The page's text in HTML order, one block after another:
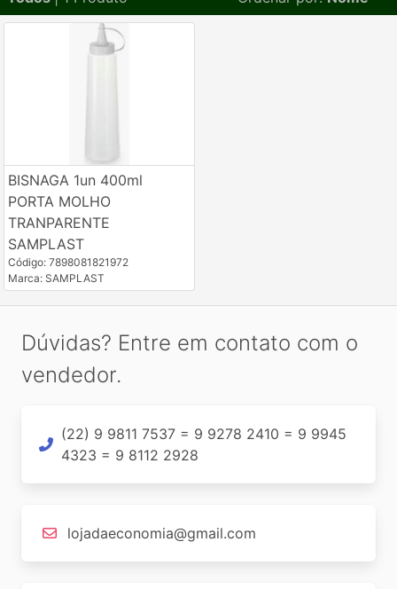
BISNAGA 1un 400ml
PORTA MOLHO
TRANPARENTE
SAMPLAST
Código: 7898081821972
Marca: SAMPLAST
Dúvidas? Entre em contato com o
vendedor.
(22) 9 9811 7537 = 9 9278 2410 = 9 9945
4323 = 9 8112 2928
lojadaeconomia@gmail.com